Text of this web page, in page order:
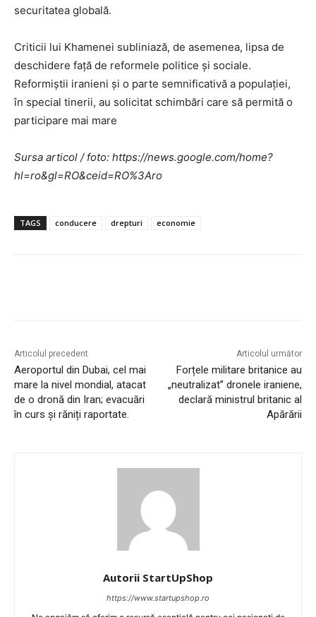
securitatea globală.
Criticii lui Khamenei subliniază, de asemenea, lipsa de
deschidere față de reformele politice și sociale.
Reformiștii iranieni și o parte semnificativă a populației,
în special tinerii, au solicitat schimbări care să permită o
participare mai mare
Sursa articol / foto: https://news.google.com/home?
hl=ro&gl=RO&ceid=RO%3Aro
TAGS conducere drepturi economie
Articolul precedent
Aeroportul din Dubai, cel mai
mare la nivel mondial, atacat
de o dronă din Iran; evacuări
în curs și răniți raportate.
Articolul următor
Forțele militare britanice au
„neutralizat” dronele iraniene,
declară ministrul britanic al
Apărării
Autorii StartUpShop
https://www.startupshop.ro